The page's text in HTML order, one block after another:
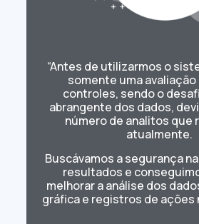
“Antes de utilizarmos o
somente uma avaliação
controles, sendo o
abrangente dos dados,
número de analitos que
atualmente.
Buscávamos a segurança
resultados e
melhorar a análise dos
gráfica e registros de ações